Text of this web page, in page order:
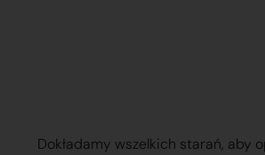
Dokładamy wszelkich starań, aby